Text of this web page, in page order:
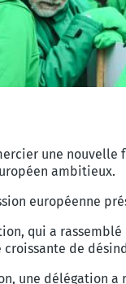
une
ambitieux.
européenne
qui a
croissante de
une délégation